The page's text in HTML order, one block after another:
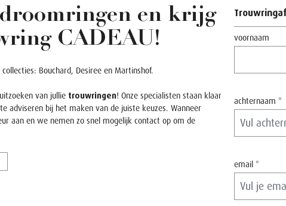
en krijg
CADEAU!
Bouchard, Desiree en Martinshof.
van jullie trouwringen! Onze specialisten staan klaar
adviseren bij het maken van de juiste keuzes. Wanneer
aan en we nemen zo snel mogelijk contact op om de
voornaam
achternaam *
email *